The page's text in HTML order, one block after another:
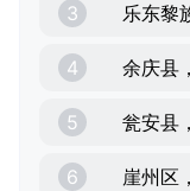
3 乐东黎
4 余庆县
5 瓮安县
6 崖州区